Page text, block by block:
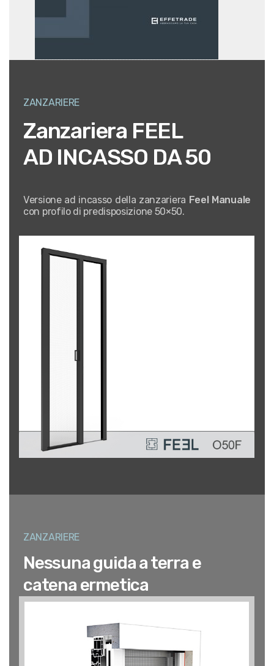
ZANZARIERE
Zanzariera FEEL
AD INCASSO DA 50
Versione ad incasso della zanzariera Feel Manuale
con profilo di predisposizione 50×50.
ZANZARIERE
Nessuna guida a terra e
catena ermetica